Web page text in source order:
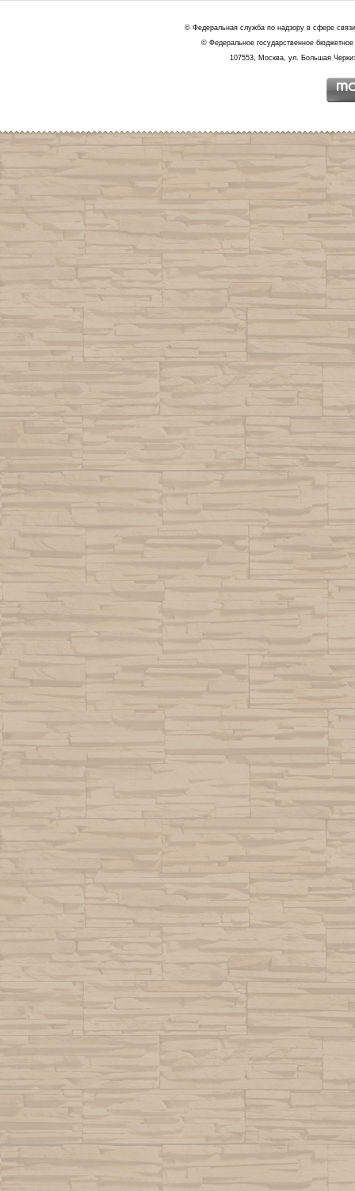
© Федеральная служба по надзору в сфере
© Федеральное государственное
107553, Москва, ул. Большая